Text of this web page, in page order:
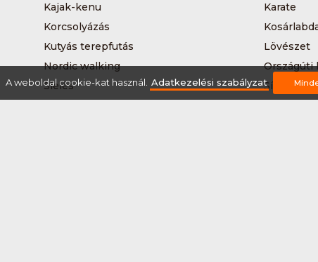
Kajak-kenu
Karate
Korcsolyázás
Kutyás terepfutás
Lövészet
Nordic walking
Országúti
Síelés
Sífutás
A weboldal cookie-kat használ. Adatkezelési szabályzat